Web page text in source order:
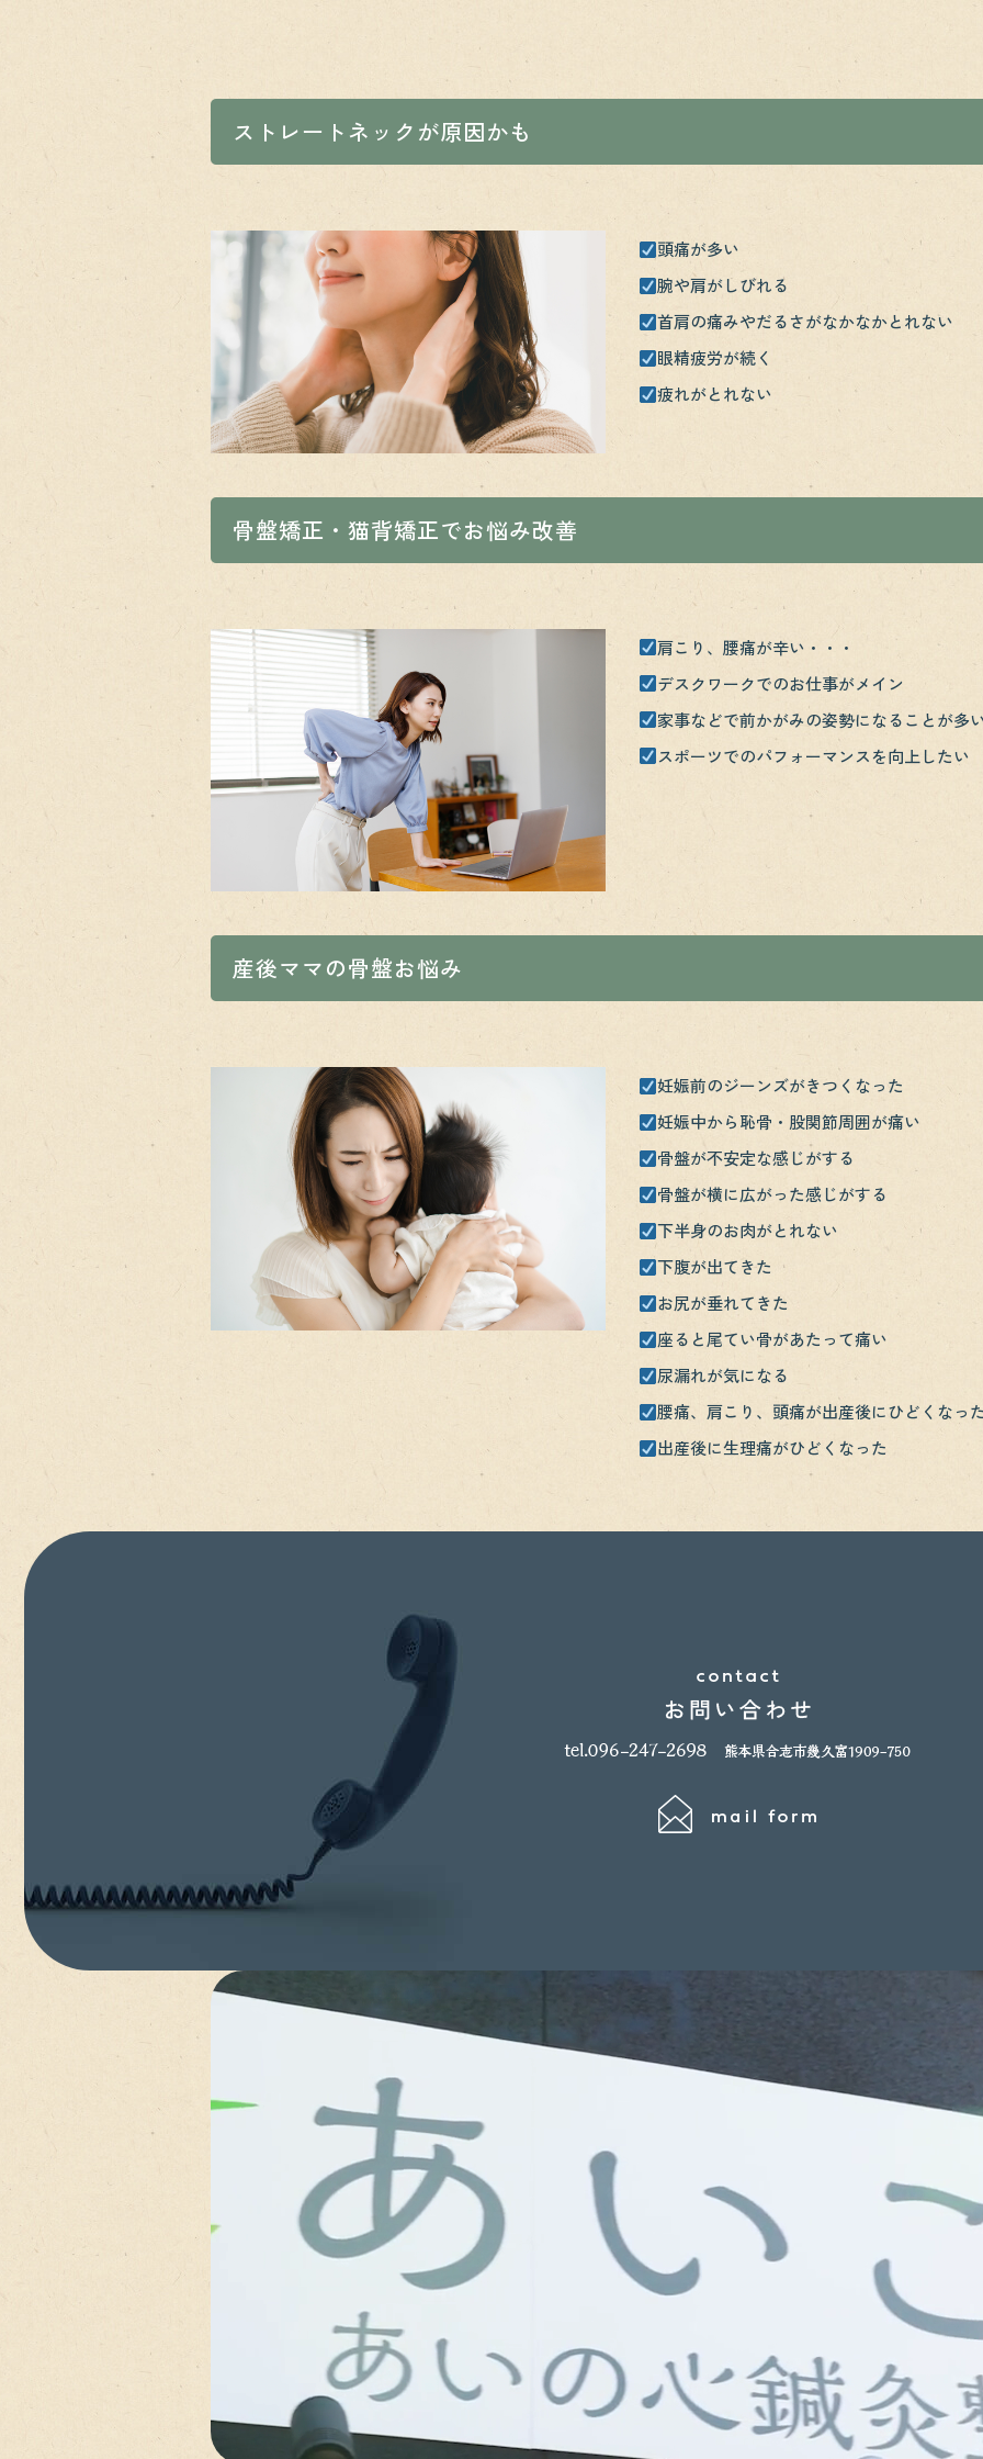
ストレートネックが原因かも
頭痛が多い
腕や肩がしびれる
首肩の痛みやだるさがなかなかとれない
眼精疲労が続く
疲れがとれない
骨盤矯正・猫背矯正でお悩み改善
肩こり、腰痛が辛い・・・
デスクワークでのお仕事がメイン
家事などで前かがみの姿勢になることが多
スポーツでのパフォーマンスを向上したい
産後ママの骨盤お悩み
妊娠前のジーンズがきつくなった
妊娠中から恥骨・股関節周囲が痛い
骨盤が不安定な感じがする
骨盤が横に広がった感じがする
下半身のお肉がとれない
下腹が出てきた
お尻が垂れてきた
座ると尾てい骨があたって痛い
尿漏れが気になる
腰痛、肩こり、頭痛が出産後にひどくなっ
出産後に生理痛がひどくなった